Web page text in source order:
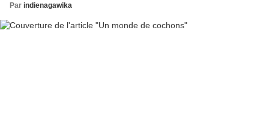
Par indienagawika